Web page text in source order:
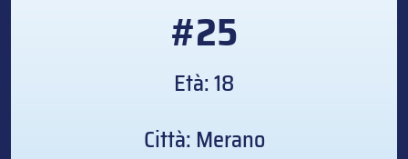
#25
Età: 18
Città: Merano